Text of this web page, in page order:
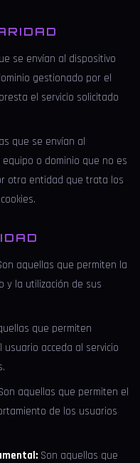
se envían al dispositivo
gestionado por el
el servicio solicitado
que se envían al
o dominio que no es
otra entidad que trata los
aquellas que permiten la
y la utilización de sus
que permiten
acceda al servicio
aquellas que permiten el
de los usuarios
Son aquellas que